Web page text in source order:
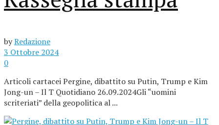
byRedazione
3 Ottobre 2024
0
Articoli cartacei Pergine, dibattito su Putin, Trump e Kim
Jong-un – Il T Quotidiano 26.09.2024Gli “uomini
scriteriati” della geopolitica al ...